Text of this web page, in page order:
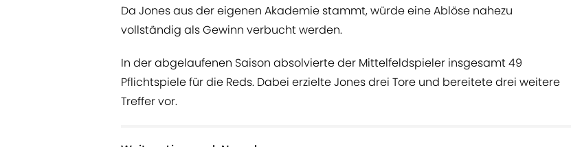
Da Jones aus der eigenen Akademie stammt, würde eine Ablöse nahezu
vollständig als Gewinn verbucht werden.
In der abgelaufenen Saison absolvierte der Mittelfeldspieler insgesamt 49
Pflichtspiele für die Reds. Dabei erzielte Jones drei Tore und bereitete drei weitere
Treffer vor.